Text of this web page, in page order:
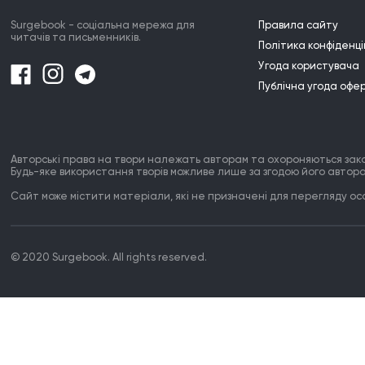
We are never going to be apart.
Maybe in distance but never in heart."
Surgebook - соціальна мережа для
читачів та письменників.
Правила сайту
Політика
Угода користувача
Публічна угода
Авторські права на твори належать авторам та охороняються
Будь-яке використання творів можливе лише за згодою його
Сайт може містити матеріали, які не призначені для перегляду
© 2020 Surgebook. All rights reserved.